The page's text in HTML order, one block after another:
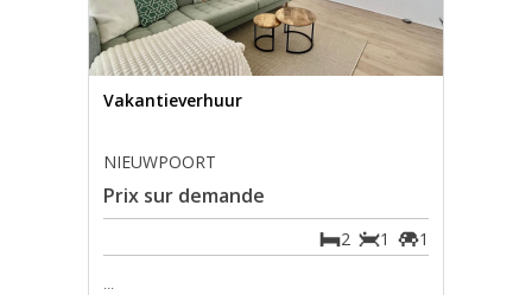
Vakantieverhuur
NIEUWPOORT
Prix sur demande
1
1
2
...